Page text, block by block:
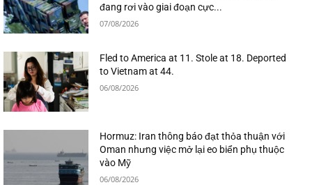
đang rơi vào giai đoạn cực...
07/08/2026
Fled to America at 11. Stole at 18. Deported
to Vietnam at 44.
06/08/2026
Hormuz: Iran thông báo đạt thỏa thuận với
Oman nhưng việc mở lại eo biển phụ thuộc
vào Mỹ
06/08/2026